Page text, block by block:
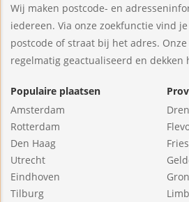
Wij maken postcode- en
iedereen. Via onze zoekfunctie vind
postcode of straat bij het adres.
regelmatig geactualiseerd en dekken
Populaire plaatsen
Amsterdam
Rotterdam
Den Haag
Utrecht
Eindhoven
Tilburg